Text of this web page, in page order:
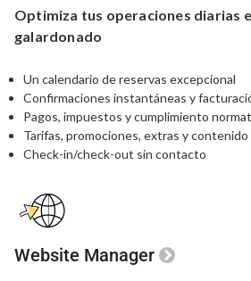
Optimiza tus operaciones diarias
galardonado
Un calendario de reservas excepcional
Confirmaciones instantáneas y
Pagos, impuestos y cumplimiento
Tarifas, promociones, extras y
Check-in/check-out sin contacto
Website Manager